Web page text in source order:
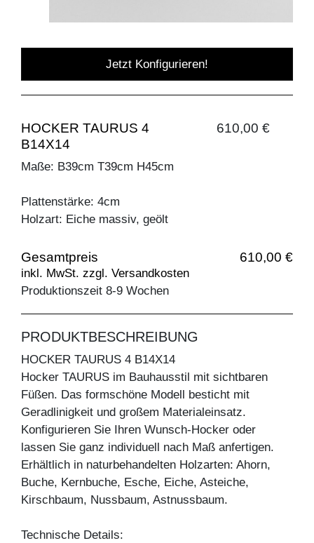
Jetzt Konfigurieren!
HOCKER TAURUS 4
B14X14
610,00 €
Maße: B39cm T39cm H45cm
Plattenstärke: 4cm
Holzart: Eiche massiv, geölt
Gesamtpreis 610,00 €
inkl. MwSt. zzgl. Versandkosten
Produktionszeit 8-9 Wochen
PRODUKTBESCHREIBUNG
HOCKER TAURUS 4 B14X14
Hocker TAURUS im Bauhausstil mit sichtbaren
Füßen. Das formschöne Modell besticht mit
Geradlinigkeit und großem Materialeinsatz.
Konfigurieren Sie Ihren Wunsch-Hocker oder
lassen Sie ganz individuell nach Maß anfertigen.
Erhältlich in naturbehandelten Holzarten: Ahorn,
Buche, Kernbuche, Esche, Eiche, Asteiche,
Kirschbaum, Nussbaum, Astnussbaum.
Technische Details: